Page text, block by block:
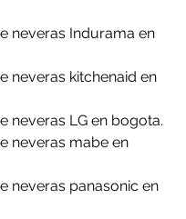
neveras Indurama en
neveras kitchenaid en
neveras LG en bogota.
neveras mabe en
neveras panasonic en